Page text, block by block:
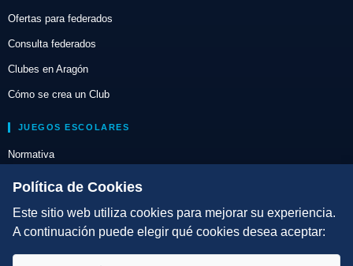
Ofertas para federados
Consulta federados
Clubes en Aragón
Cómo se crea un Club
JUEGOS ESCOLARES
Normativa
Escuelas de Triatlón
DIRECCIÓN TÉCNICA
Política de Cookies
Este sitio web utiliza cookies para mejorar su experiencia.
A continuación puede elegir qué cookies desea aceptar: